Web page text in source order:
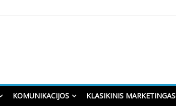
KOMUNIKACIJOS KLASIKINIS MARKETINGAS